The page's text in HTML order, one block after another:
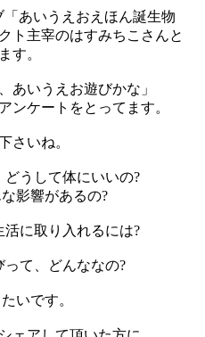
「あいうえおえほん誕生物
主宰のはすみちこさんと
す。
あいうえお遊びかな」
ンケートをとってます。
さいね。
うして体にいいの?
があるの?
に取り入れるには?
て、どんななの?
いです。